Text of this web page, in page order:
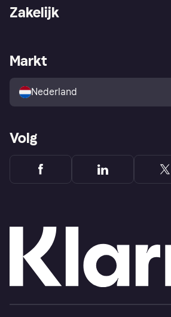
Winkeloverzicht
Kopersbescherming voor
consumenten
Zakelijk
Zakelijke login
Markt
Nederland
Volg